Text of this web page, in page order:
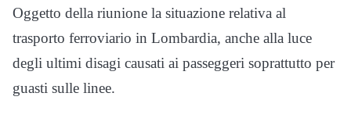
Oggetto della riunione la situazione relativa al
trasporto ferroviario in Lombardia, anche alla luce
degli ultimi disagi causati ai passeggeri soprattutto per
guasti sulle linee.